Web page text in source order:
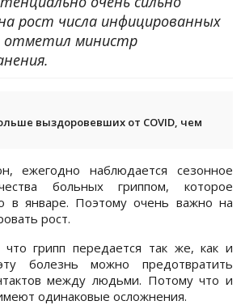
рост числа инфицированных
- отметил министр
выздоровевших от COVID, чем
ежегодно наблюдается сезонное
больных гриппом, которое
в январе. Поэтому очень важно на
рост.
что грипп передается так же, как и
болезнь можно предотвратить
между людьми. Потому что и
одинаковые осложнения.